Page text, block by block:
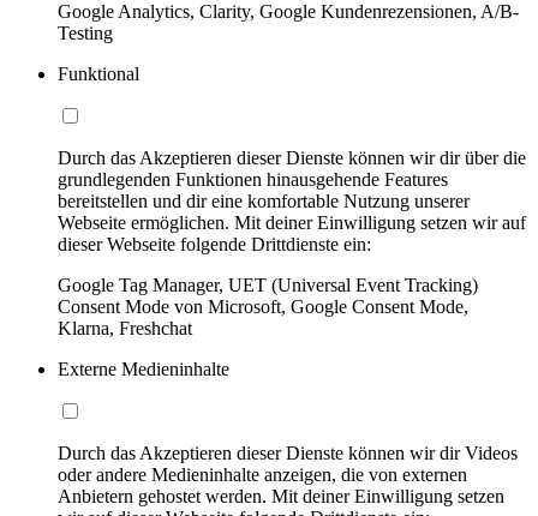
Google Analytics, Clarity, Google Kundenrezensionen, A/B-
Testing
Funktional
Durch das Akzeptieren dieser Dienste können wir dir über die
grundlegenden Funktionen hinausgehende Features
bereitstellen und dir eine komfortable Nutzung unserer
Webseite ermöglichen. Mit deiner Einwilligung setzen wir auf
dieser Webseite folgende Drittdienste ein:
Google Tag Manager, UET (Universal Event Tracking)
Consent Mode von Microsoft, Google Consent Mode,
Klarna, Freshchat
Externe Medieninhalte
Durch das Akzeptieren dieser Dienste können wir dir Videos
oder andere Medieninhalte anzeigen, die von externen
Anbietern gehostet werden. Mit deiner Einwilligung setzen